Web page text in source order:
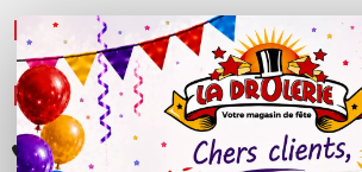
NOS PRODUITS
LÉGAL
+33 (0)4 50 40 81 00